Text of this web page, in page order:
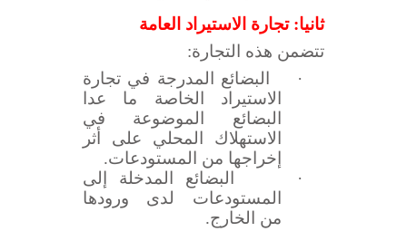
ثانيا: تجارة الاستيراد العامة
تتضمن هذه التجارة:
·
البضائع المدرجة في تجارة
الاستيراد الخاصة ما عدا
البضائع الموضوعة في
الاستهلاك المحلي على أثر
إخراجها من المستودعات.
·
البضائع المدخلة إلى
المستودعات لدى ورودها
من الخارج.